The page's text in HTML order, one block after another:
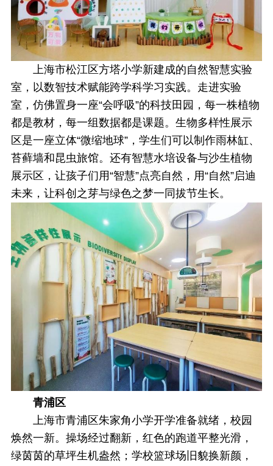
上海市松江区方塔小学新建成的自然智慧实验
室，以数智技术赋能跨学科学习实践。走进实验
室，仿佛置身一座“会呼吸”的科技田园，每一株植物
都是教材，每一组数据都是课题。生物多样性展示
区是一座立体“微缩地球”，学生们可以制作雨林缸、
苔藓墙和昆虫旅馆。还有智慧水培设备与沙生植物
展示区，让孩子们用“智慧”点亮自然，用“自然”启迪
未来，让科创之芽与绿色之梦一同拔节生长。
青浦区
上海市青浦区朱家角小学开学准备就绪，校园
焕然一新。操场经过翻新，红色的跑道平整光滑，
绿茵茵的草坪生机盎然；学校篮球场旧貌换新颜，